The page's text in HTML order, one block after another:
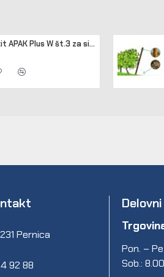
Gripple kit APAK Plus W št.3 za sidranje lesenih in betonskih stebrov
Pernica
92 88
Pon. –
Sob.: